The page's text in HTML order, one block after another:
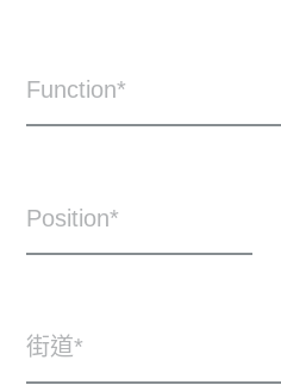
Function*
Position
街道